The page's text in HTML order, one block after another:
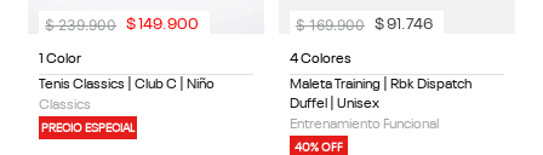
1 Color
Tenis Classics | Club C | Niño
Classics
PRECIO ESPECIAL
$ 239.900 $ 149.900
4 Colores
Maleta Training | Rbk Dispatch
Duffel | Unisex
Entrenamiento Funcional
40% OFF
$ 169.900 $91 .746